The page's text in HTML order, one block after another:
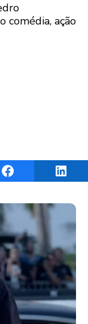
comédia, ação
Share on Facebook